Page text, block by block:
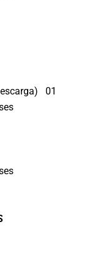
descarga) 01